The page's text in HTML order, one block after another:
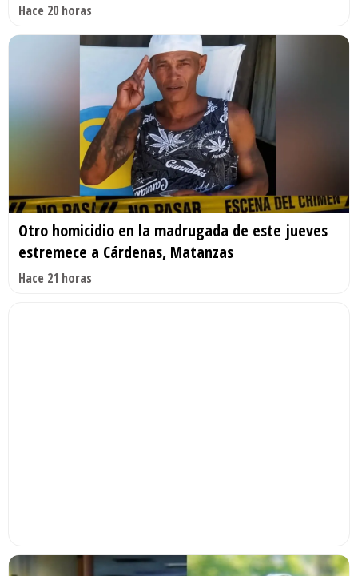
Hace 20 horas
Otro homicidio en la madrugada de este jueves
estremece a Cárdenas, Matanzas
Hace 21 horas